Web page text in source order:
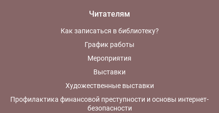
Читателям
Как записаться в библиотеку?
График работы
Мероприятия
Выставки
Художественные выставки
Профилактика финансовой преступности и основы интернет-
безопасности